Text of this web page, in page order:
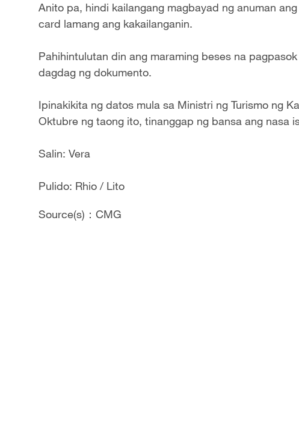
Anito pa, hindi kailangang magbayad ng anuman
card lamang ang kakailanganin.
Pahihintulutan din ang maraming beses na
dagdag ng dokumento.
Ipinakikita ng datos mula sa Ministri ng Turismo ng
Oktubre ng taong ito, tinanggap ng bansa ang nasa
Salin: Vera
Pulido: Rhio / Lito
Source(s)：CMG